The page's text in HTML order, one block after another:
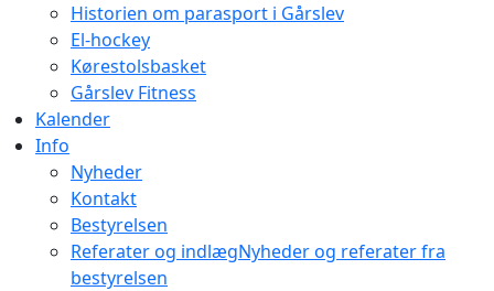
Historien om parasport i Gårslev
El-hockey
Kørestolsbasket
Gårslev Fitness
Kalender
Info
Nyheder
Kontakt
Bestyrelsen
Referater og indlægNyheder og referater fra
bestyrelsen